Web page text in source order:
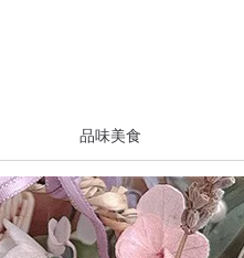
品味美食